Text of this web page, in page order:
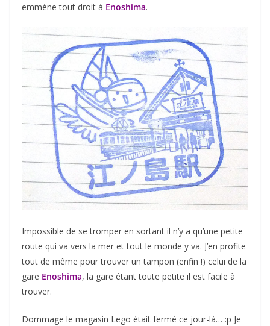
emmène tout droit à Enoshima.
Impossible de se tromper en sortant il n’y a qu’une petite
route qui va vers la mer et tout le monde y va. J’en profite
tout de même pour trouver un tampon (enfin !) celui de la
gare Enoshima, la gare étant toute petite il est facile à
trouver.
Dommage le magasin Lego était fermé ce jour-là… :p Je